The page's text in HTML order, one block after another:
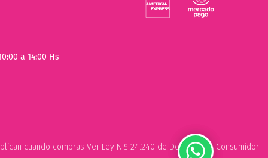
a 14:00 Hs
cuando compras Ver Ley N.º 24.240 de Defensa del Consumidor